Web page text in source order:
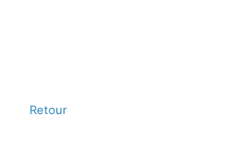
Retour